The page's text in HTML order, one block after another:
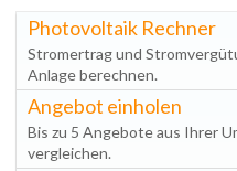
Photovoltaik Rechner
Stromertrag und
Anlage berechnen.
Angebot einholen
Bis zu 5 Angebote aus Ihrer
vergleichen.